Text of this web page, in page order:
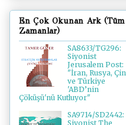
En Çok Okunan Ark (Tüm
Zamanlar)
SA8633/TG296:
Siyonist
Jerusalem Post:
"İran, Rusya, Çin
ve Türkiye
'ABD’nin
Çöküşü'nü Kutluyor"
SA9714/SD2442:
Siyonist The